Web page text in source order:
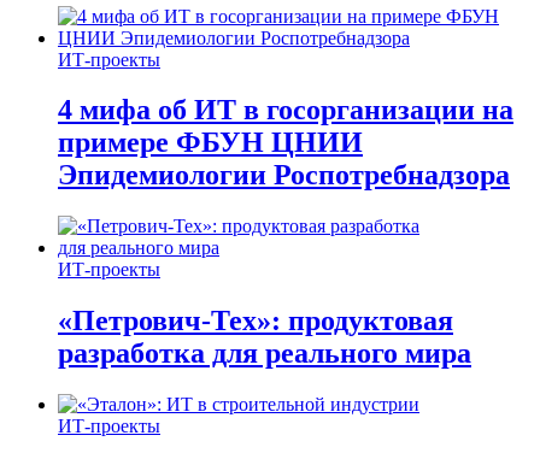
ИТ-проекты
4 мифа об ИТ в госорганизации на
примере ФБУН ЦНИИ
Эпидемиологии Роспотребнадзора
ИТ-проекты
«Петрович-Тех»: продуктовая
разработка для реального мира
ИТ-проекты